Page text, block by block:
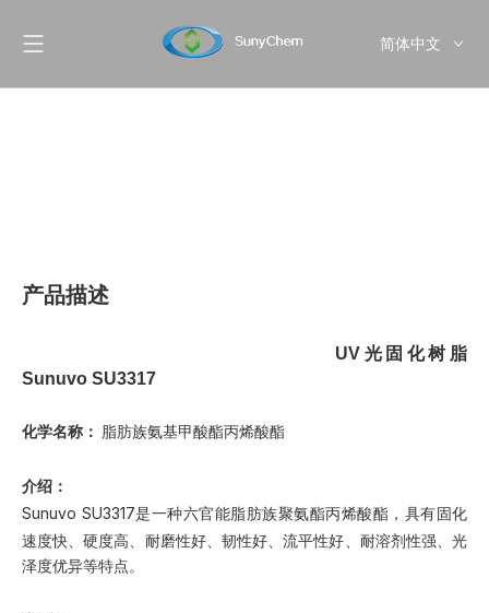
简体中文
产品描述
UV光固化树脂
Sunuvo SU3317
化学名称： 脂肪族氨基甲酸酯丙烯酸酯
介绍：
Sunuvo SU3317是一种六官能脂肪族聚氨酯丙烯酸酯，具有固化
速度快、硬度高、耐磨性好、韧性好、流平性好、耐溶剂性强、光
泽度优异等特点。